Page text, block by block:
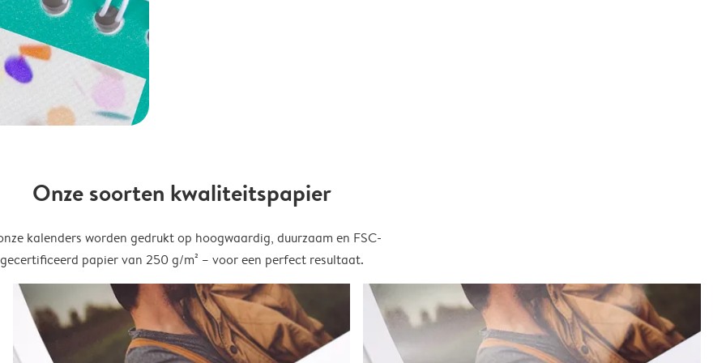
Onze soorten kwaliteitspapier
kalenders worden gedrukt op hoogwaardig, duurzaam en FSC-
gecertificeerd papier van 250 g/m² – voor een perfect resultaat.